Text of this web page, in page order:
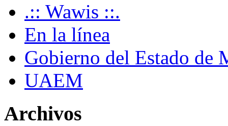
.:: Wawis ::.
En la línea
Gobierno del Estado de
UAEM
Archivos